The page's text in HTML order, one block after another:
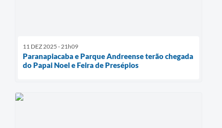
11 DEZ 2025 - 21h09
Paranapiacaba e Parque Andreense terão chegada
do Papai Noel e Feira de Presépios